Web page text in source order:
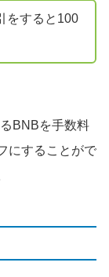
をすると100
BNBを手数料
にすることがで